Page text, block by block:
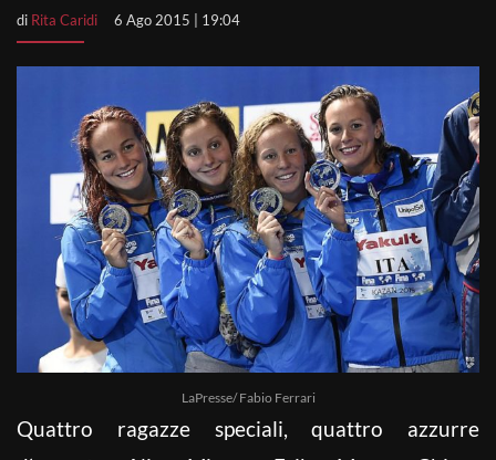
di Rita Caridi 6 Ago 2015 | 19:04
LaPresse/ Fabio Ferrari
Quattro ragazze speciali, quattro azzurre